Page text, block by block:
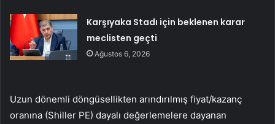
Karşıyaka Stadı için beklenen karar
meclisten geçti
Ağustos 6, 2026
Uzun dönemli döngüsellikten arındırılmış fiyat/kazanç
oranına (Shiller PE) dayalı değerlemelere dayanan